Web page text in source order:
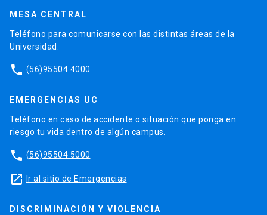
MESA CENTRAL
Teléfono para comunicarse con las distintas áreas de la
Universidad.
phone (56)95504 4000
EMERGENCIAS UC
Teléfono en caso de accidente o situación que ponga en
riesgo tu vida dentro de algún campus.
phone (56)95504 5000
launch Ir al sitio de Emergencias
DISCRIMINACIÓN Y VIOLENCIA